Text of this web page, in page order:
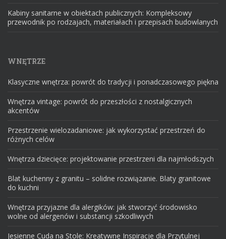
Kabiny sanitarne w obiektach publicznych: Kompleksowy
przewodnik po rodzajach, materiałach i przepisach budowlanych
WNĘTRZE
Klasyczne wnętrza: powrót do tradycji i ponadczasowego piękna
Wnętrza vintage: powrót do przeszłości z nostalgicznych
akcentów
Przestrzenie wielozadaniowe: jak wykorzystać przestrzeń do
różnych celów
Wnętrza dziecięce: projektowanie przestrzeni dla najmłodszych
Blat kuchenny z granitu – solidne rozwiązanie. Blaty granitowe
do kuchni
Wnętrza przyjazne dla alergików: jak stworzyć środowisko
wolne od alergenów i substancji szkodliwych
Jesienne Cuda na Stole: Kreatywne Inspiracje dla Przytulnej